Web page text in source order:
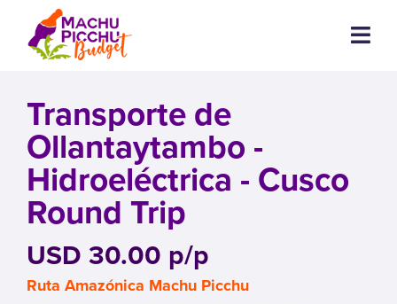
Transporte de
Ollantaytambo -
Hidroeléctrica - Cusco
Round Trip
USD 30.00 p/p
Ruta Amazónica Machu Picchu